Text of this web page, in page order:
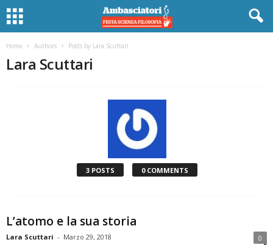
Home Authors Posts by Lara Scuttari
Lara Scuttari
3 POSTS 0 COMMENTS
L’atomo e la sua storia
Lara Scuttari - Marzo 29, 2018 0